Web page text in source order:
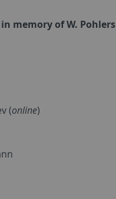
memory of W. Pohlers
(online)